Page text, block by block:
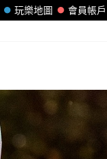
會員帳戶
玩樂地圖